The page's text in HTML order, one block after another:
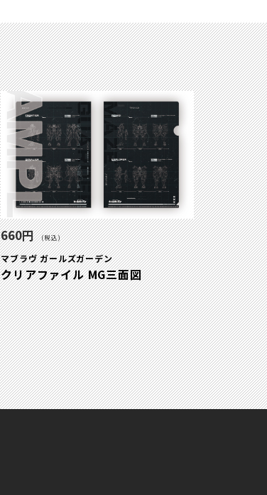
660円 (税込)
マブラヴ ガールズガーデン
クリアファイル MG三面図